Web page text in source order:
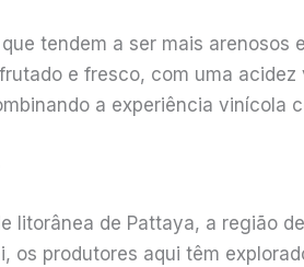
tendem a ser mais arenosos
e fresco, com uma
a experiência vinícola
litorânea de Pattaya, a região
os produtores aqui têm